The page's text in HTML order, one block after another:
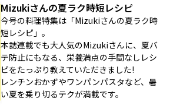
Mizukiさんの夏ラク時短レシピ
今号の料理特集は「Mizukiさんの夏ラク時
短レシピ」。
本誌連載でも大人気のMizukiさんに、夏バ
テ防止にもなる、栄養満点の手間なしレシ
ピをたっぷり教えていただきました!
レンチンおかずやワンパンパスタなど、暑
い夏を乗り切るテクが満載です。